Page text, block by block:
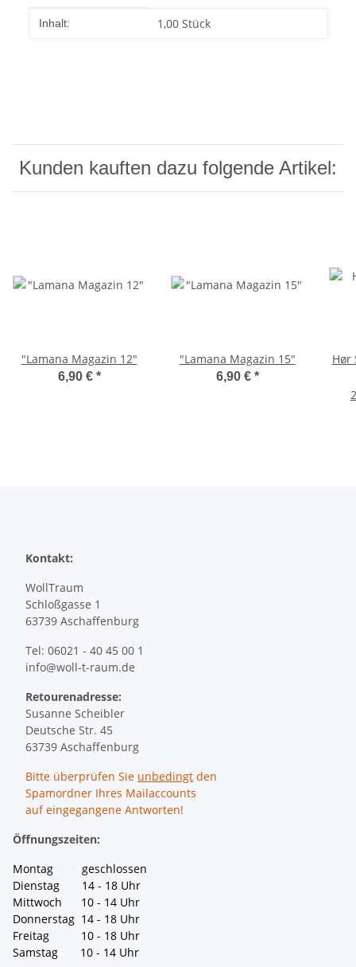
Produkteigenschaft
Wert
Inhalt: 1,00 Stück
Kunden kauften dazu folgende Artikel:
"Lamana Magazin 12"
6,90 € *
"Lamana Magazin 15"
6,90 € *
Hør
Kontakt:
WollTraum
Schloßgasse 1
63739 Aschaffenburg
Tel: 06021 - 40 45 00 1
info@woll-t-raum.de
Retourenadresse:
Susanne Scheibler
Deutsche Str. 45
63739 Aschaffenburg
Bitte überprüfen Sie unbedingt den
Spamordner Ihres Mailaccounts
auf eingegangene Antworten!
Öffnungszeiten:
Montag geschlossen
Dienstag 14 - 18 Uhr
Mittwoch 10 - 14 Uhr
Donnerstag 14 - 18 Uhr
Freitag 10 - 18 Uhr
Samstag 10 - 14 Uhr